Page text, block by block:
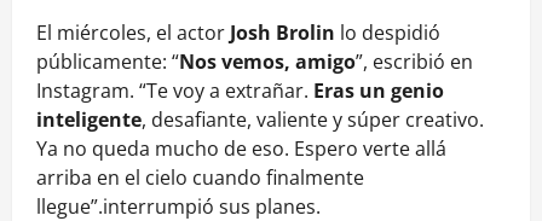
El miércoles, el actor Josh Brolin lo despidió
públicamente: “Nos vemos, amigo”, escribió en
Instagram. “Te voy a extrañar. Eras un genio
inteligente, desafiante, valiente y súper creativo.
Ya no queda mucho de eso. Espero verte allá
arriba en el cielo cuando finalmente
llegue”.interrumpió sus planes.